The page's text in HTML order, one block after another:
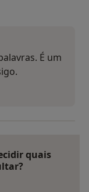
É um
quais